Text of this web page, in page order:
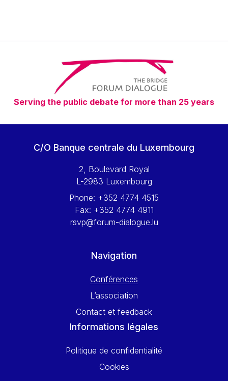
Timothy Radcliffe
Vaclav Klaus
Vassilios Skouris
Vítor Manuel da Silva Caldeira
Viviane Reding
Walter Hagg
Wolfgang Ketterle
Yossi Beillin
Yves FRANCHET
Serving the public debate for more than 25 years
C/O Banque centrale du Luxembourg
2, Boulevard Royal
L-2983 Luxembourg
Phone: +352 4774 4515
Fax: +352 4774 4911
rsvp@forum-dialogue.lu
Navigation
Conférences
L’association
Contact et feedback
Informations légales
Politique de confidentialité
Cookies